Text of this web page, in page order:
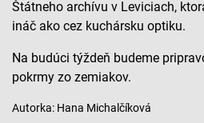
Pochopiť cieľové skupiny na
alebo spájania údajov z rôznych
Štátneho archívu v Leviciach,
ináč ako cez kuchársku optiku.
Na budúci týždeň budeme
pokrmy zo zemiakov.
Autorka: Hana Michalčíková